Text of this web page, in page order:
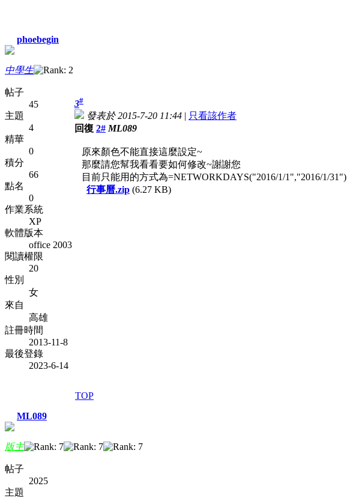
phoebegin
中學生
帖子
45
主題
4
精華
0
積分
66
點名
0
作業系統
XP
軟體版本
office 2003
閱讀權限
20
性別
女
來自
高雄
註冊時間
2013-11-8
最後登錄
2023-6-14
3#
發表於 2015-7-20 11:44 | 只看該作者
回復 2# ML089
原來顏色不能直接這麼設定~
那麼請您幫我看看要如何修改~謝謝您
目前只能用的方式為=NETWORKDAYS("2016/1/1","2016/1/31")
行事曆.zip (6.27 KB)
TOP
ML089
版主
帖子
2025
主題